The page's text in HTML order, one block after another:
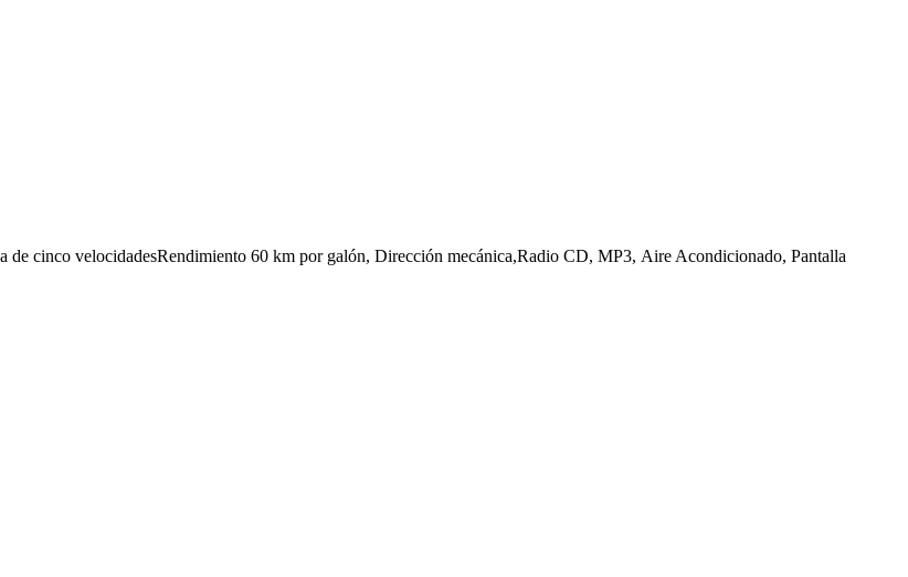
cinco velocidadesRendimiento 60 km por galón, Dirección mecánica,Radio CD, MP3, Aire Acondicionado, Pantalla